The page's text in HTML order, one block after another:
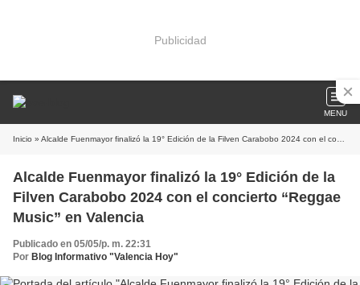
Publicidad
MENU
Inicio » Alcalde Fuenmayor finalizó la 19° Edición de la Filven Carabobo 2024 con el concierto “Reggae Music” en Valencia
Alcalde Fuenmayor finalizó la 19° Edición de la
Filven Carabobo 2024 con el concierto “Reggae
Music” en Valencia
Publicado en 05/05/p. m. 22:31
Por Blog Informativo "Valencia Hoy"